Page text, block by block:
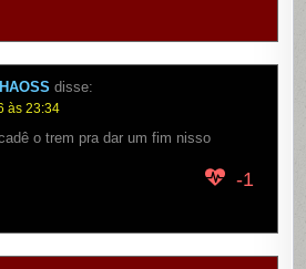
disse:
às 23:34
o trem pra dar um fim nisso
-1